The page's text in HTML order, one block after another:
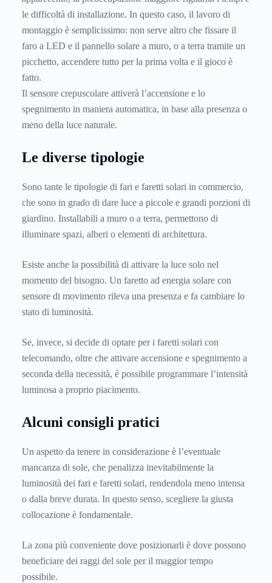
le difficoltà di installazione. In questo caso, il lavoro di
montaggio è semplicissimo: non serve altro che fissare il
faro a LED e il pannello solare a muro, o a terra tramite un
picchetto, accendere tutto per la prima volta e il gioco è
fatto.
Il sensore crepuscolare attiverà l’accensione e lo
spegnimento in maniera automatica, in base alla presenza o
meno della luce naturale.
Le diverse tipologie
Sono tante le tipologie di fari e faretti solari in commercio,
che sono in grado di dare luce a piccole e grandi porzioni di
giardino. Installabili a muro o a terra, permettono di
illuminare spazi, alberi o elementi di architettura.
Esiste anche la possibilità di attivare la luce solo nel
momento del bisogno. Un faretto ad energia solare con
sensore di movimento rileva una presenza e fa cambiare lo
stato di luminosità.
Se, invece, si decide di optare per i faretti solari con
telecomando, oltre che attivare accensione e spegnimento a
seconda della necessità, è possibile programmare l’intensità
luminosa a proprio piacimento.
Alcuni consigli pratici
Un aspetto da tenere in considerazione è l’eventuale
mancanza di sole, che penalizza inevitabilmente la
luminosità dei fari e faretti solari, rendendola meno intensa
o dalla breve durata. In questo senso, scegliere la giusta
collocazione è fondamentale.
La zona più conveniente dove posizionarli è dove possono
beneficiare dei raggi del sole per il maggior tempo
possibile.